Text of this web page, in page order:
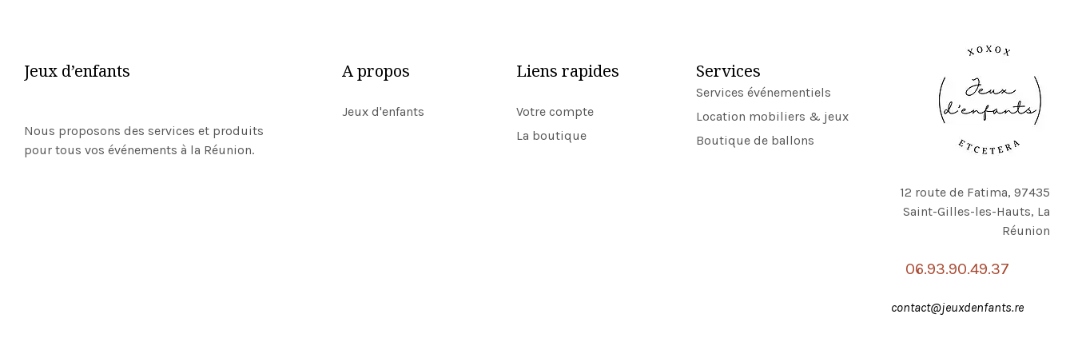
Jeux d’enfants
Nous proposons des services et produits
pour tous vos événements à la Réunion.
A propos
Jeux d'enfants
Liens rapides
Votre compte
La boutique
Services
Services événementiels
Location mobiliers & jeux
Boutique de ballons
12 route de Fatima, 97435
Saint-Gilles-les-Hauts, La
Réunion
06.93.90.49.37
contact@jeuxdenfants.re